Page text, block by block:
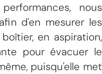
nous
d'en mesurer les
en aspiration,
pour évacuer le
puisqu'elle met